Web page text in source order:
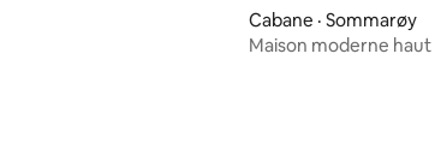
Cabane · Sommarøy
Maison moderne